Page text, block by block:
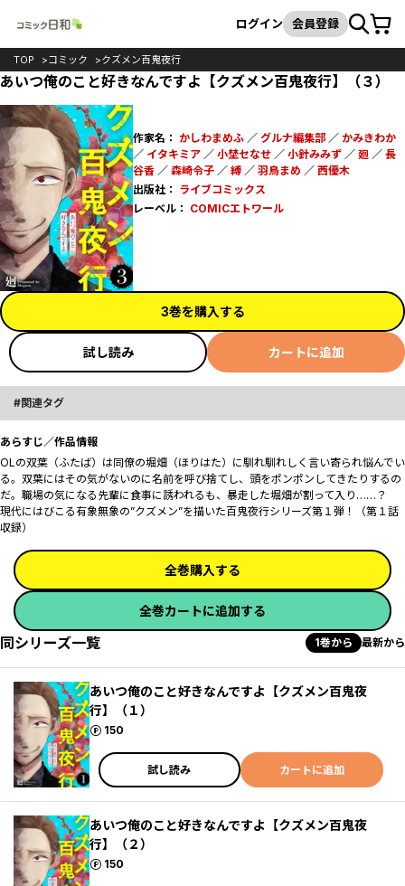
検索
ログイン 会員登録カート
TOP コミック クズメン百鬼夜行
あいつ俺のこと好きなんですよ【クズメン百鬼夜行】（３）
作家名： かしわまめふ／ グルナ編集部／ かみきわか
／ イタキミア／ 小埜セなせ／ 小針みみず／ 廻／ 長
谷香／ 森崎令子／ 縛／ 羽鳥まめ ／ 西優木
出版社： ライブコミックス
レーベル： COMICエトワール
3巻を購入する
試し読み カートに追加
関連タグ
あらすじ／作品情報
OLの双葉（ふたば）は同僚の堀畑（ほりはた）に馴れ馴れしく言い寄られ悩んでい
る。双葉にはその気がないのに名前を呼び捨てし、頭をポンポンしてきたりするの
だ。職場の気になる先輩に食事に誘われるも、暴走した堀畑が割って入り……？
現代にはびこる有象無象の”クズメン”を描いた百鬼夜行シリーズ第１弾！（第１話
収録）
全巻購入する
全巻カートに追加する
同シリーズ一覧 1巻から 最新から
あいつ俺のこと好きなんですよ【クズメン百鬼夜
行】（１）
150
ポイント
試し読み カートに追加
あいつ俺のこと好きなんですよ【クズメン百鬼夜
行】（２）
150
ポイント